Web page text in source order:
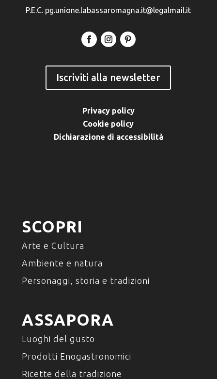
P.E.C. pg.unione.labassaromagna.it@legalmail.it
Iscriviti alla newsletter
Privacy policy
Cookie policy
Dichiarazione di accessibilità
SCOPRI
Arte e Cultura
Ambiente e natura
Personaggi, storia e tradizioni
ASSAPORA
Luoghi del gusto
Prodotti Enogastronomici
Ricette della tradizione